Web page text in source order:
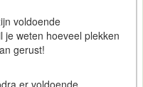
voldoende
je weten hoeveel plekken
gerust!
er voldoende